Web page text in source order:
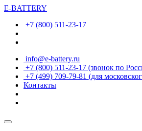
E-BATTERY
+7 (800) 511-23-17
info@e-battery.ru
+7 (800) 511-23-17 (звонок по
+7 (499) 709-79-81 (для
Контакты